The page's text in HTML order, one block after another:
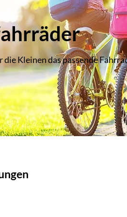
die Kleinen das passende